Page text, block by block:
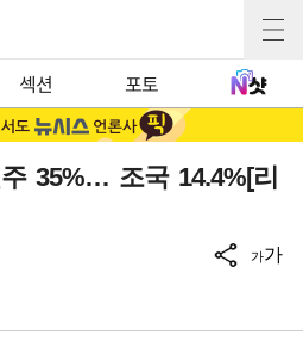
섹션 포토
35%… 조국 14.4%[리
가가